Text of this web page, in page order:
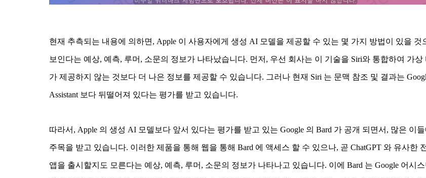
현재 추측되는 내용에 의하면, Apple 이 사용자에게 생성 AI 모델을 제공할 수 있는 몇 가지 방법이 있을 것
보인다는 예상, 예측, 루머, 소문의 정보가 나타났습니다. 먼저, 우선 회사는 이 기술을 Siri와 통합하여 가상
가 제공하지 않는 것보다 더 나은 정보를 제공할 수 있습니다. 그러나 현재 Siri 는 문맥 참조 및 결과는
Assistant 보다 뒤떨어져 있다는 평가를 받고 있습니다.
따라서, Apple 의 생성 AI 모델보다 앞서 있다는 평가를 받고 있는 Google 의 Bard 가 공개 되면서, 많은 이들
주목을 받고 있습니다. 이러한 제품을 통해 웹을 통해 Bard 에 액세스 할 수 있으나, 곧 ChatGPT 와 유사한
앱을 출시할지도 모른다는 예상, 예측, 루머, 소문의 정보가 나타나고 있습니다. 이에 Bard 는 Google 어시스